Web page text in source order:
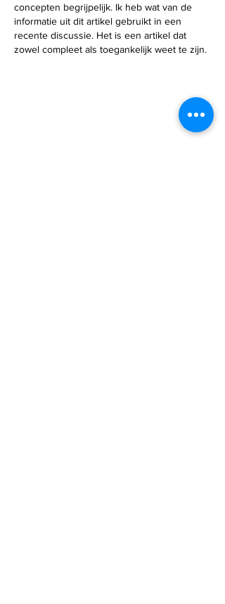
concepten begrijpelijk. Ik heb wat van de
informatie uit dit artikel gebruikt in een
recente discussie. Het is een artikel dat
zowel compleet als toegankelijk weet te zijn.